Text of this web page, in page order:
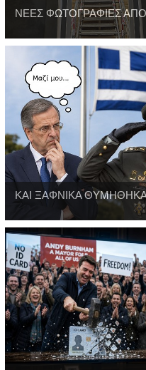
ΝΕΕΣ ΦΩΤΟΓΡΑΦΙΕΣ
ΚΑΙ ΞΑΦΝΙΚΑ